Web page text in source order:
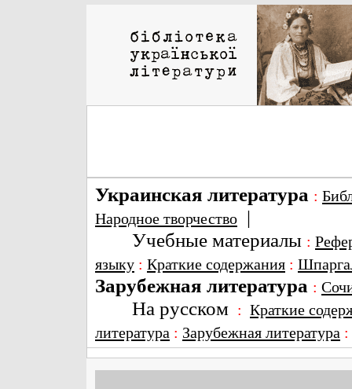
Украинская литература :
Народное творчество |
Учебные материалы :
языку : Краткие содержания :
Зарубежная литература :
На русском : Краткие
литература : Зарубежная литература